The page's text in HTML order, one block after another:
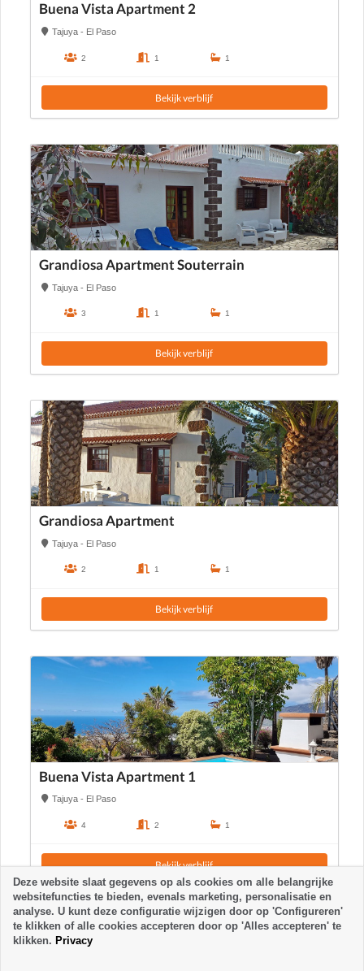
Buena Vista Apartment 2
Tajuya - El Paso
2 1 1
Bekijk verblijf
Grandiosa Apartment Souterrain
Tajuya - El Paso
3 1 1
Bekijk verblijf
Grandiosa Apartment
Tajuya - El Paso
2 1 1
Bekijk verblijf
Buena Vista Apartment 1
Tajuya - El Paso
4 2 1
Bekijk verblijf
Deze website slaat gegevens op als cookies om alle belangrijke
websitefuncties te bieden, evenals marketing, personalisatie en
analyse. U kunt deze configuratie wijzigen door op 'Configureren'
te klikken of alle cookies accepteren door op 'Alles accepteren' te
klikken. Privacy